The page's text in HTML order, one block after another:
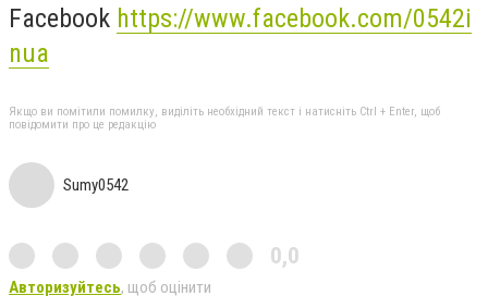
Facebook https://www.facebook.com/0542i
nua
Якщо ви помітили помилку, виділіть необхідний текст і натисніть Ctrl + Enter, щоб
повідомити про це редакцію
Sumy0542
0,0
Авторизуйтесь, щоб оцінити